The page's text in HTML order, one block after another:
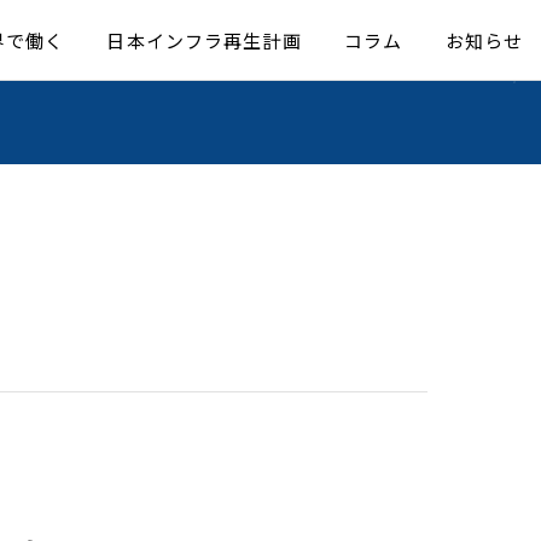
働く 日本インフラ再生計画 コラム お知らせ